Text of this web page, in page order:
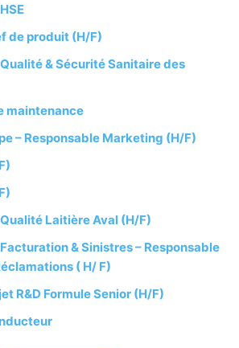
de produit (H/F)
& Sécurité Sanitaire des
maintenance
– Responsable Marketing (H/F)
Laitière Aval (H/F)
& Sinistres – Responsable
( H/ F)
R&D Formule Senior (H/F)